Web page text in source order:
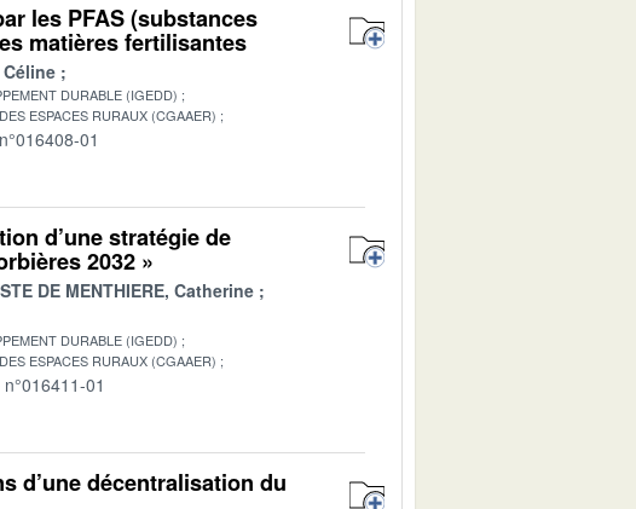
les PFAS (substances
matières fertilisantes
Céline
DURABLE (IGEDD)
ESPACES RURAUX (CGAAER)
01
d’une stratégie de
2032 »
DE MENTHIERE, Catherine
DURABLE (IGEDD)
ESPACES RURAUX (CGAAER)
01
d’une décentralisation du